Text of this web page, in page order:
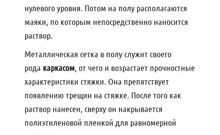
нулевого уровня. Потом на полу располагаются
маяки, по которым непосредственно наносится
раствор.
Металлическая сетка в полу служит своего
рода каркасом, от чего и возрастает прочностные
характеристики стяжки. Она препятствует
появлению трещин на стяжке. После того как
раствор нанесен, сверху он накрывается
полиэтиленовой пленкой для равномерной